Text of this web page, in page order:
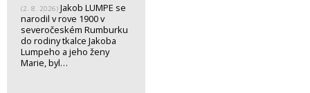
(2. 8. 2026) Jakob LUMPE se
narodil v rove 1900 v
severočeském Rumburku
do rodiny tkalce Jakoba
Lumpeho a jeho ženy
Marie, byl…